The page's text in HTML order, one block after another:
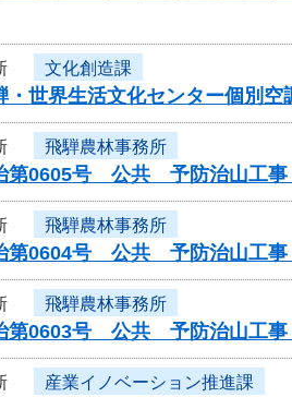
文化創造課
・世界生活文化センター個別
飛騨農林事務所
第0605号 公共 予防治山工事
飛騨農林事務所
第0604号 公共 予防治山工事
飛騨農林事務所
第0603号 公共 予防治山工事
産業イノベーション推進課